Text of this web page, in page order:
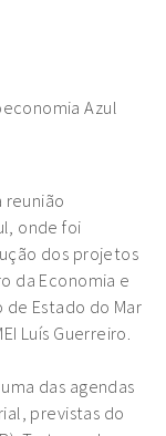
reunião
onde foi
dos projetos
da Economia e
de Estado do Mar
Luís Guerreiro.
das agendas
previstas do